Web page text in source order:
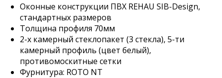
Оконные конструкции ПВХ REHAU SIB-Design,
стандартных размеров
Толщина профиля 70мм
2-х камерный стеклопакет (3 стекла), 5-ти
камерный профиль (цвет белый),
противомоскитные сетки
Фурнитура: ROTO NT